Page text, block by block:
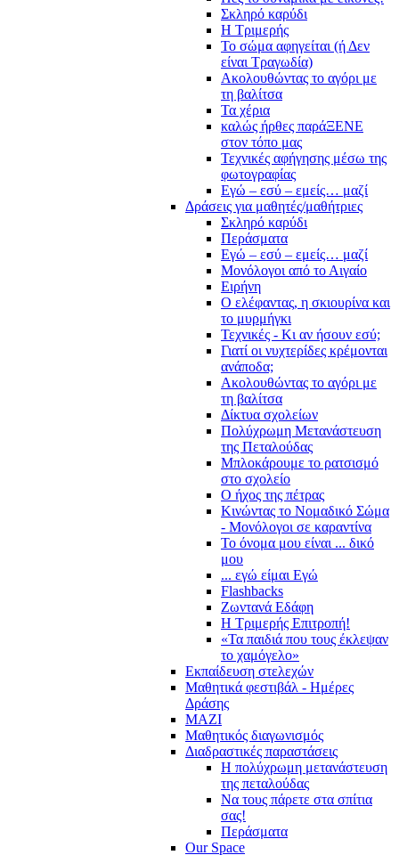
Σκληρό καρύδι
Η Τριμερής
Το σώμα αφηγείται (ή Δεν
είναι Τραγωδία)
Ακολουθώντας το αγόρι με
τη βαλίτσα
Τα χέρια
καλώς ήρθες παράΞΕΝΕ
στον τόπο μας
Τεχνικές αφήγησης μέσω της
φωτογραφίας
Εγώ – εσύ – εμείς… μαζί
Δράσεις για μαθητές/μαθήτριες
Σκληρό καρύδι
Περάσματα
Εγώ – εσύ – εμείς… μαζί
Μονόλογοι από το Αιγαίο
Ειρήνη
Ο ελέφαντας, η σκιουρίνα και
το μυρμήγκι
Τεχνικές - Κι αν ήσουν εσύ;
Γιατί οι νυχτερίδες κρέμονται
ανάποδα;
Ακολουθώντας το αγόρι με
τη βαλίτσα
Δίκτυα σχολείων
Πολύχρωμη Μετανάστευση
της Πεταλούδας
Μπλοκάρουμε το ρατσισμό
στο σχολείο
Ο ήχος της πέτρας
Κινώντας το Νομαδικό Σώμα
- Μονόλογοι σε καραντίνα
Το όνομα μου είναι ... δικό
μου
... εγώ είμαι Εγώ
Flashbacks
Ζωντανά Εδάφη
Η Τριμερής Επιτροπή!
«Τα παιδιά που τους έκλεψαν
το χαμόγελο»
Εκπαίδευση στελεχών
Μαθητικά φεστιβάλ - Ημέρες
Δράσης
ΜΑΖΙ
Μαθητικός διαγωνισμός
Διαδραστικές παραστάσεις
Η πολύχρωμη μετανάστευση
της πεταλούδας
Να τους πάρετε στα σπίτια
σας!
Περάσματα
Our Space